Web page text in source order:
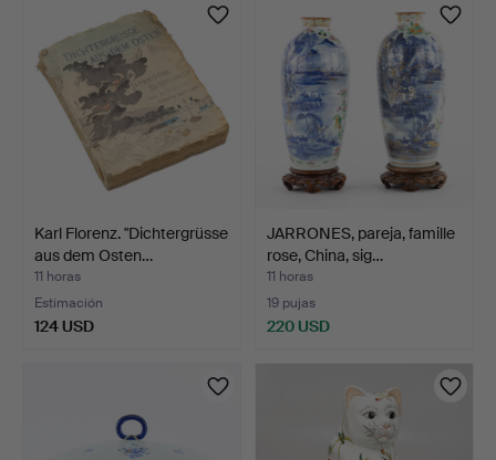
Karl Florenz. "Dichtergrüsse
aus dem Osten…
11 horas
Estimación
124 USD
JARRONES, pareja, famille
rose, China, sig…
11 horas
19 pujas
220 USD